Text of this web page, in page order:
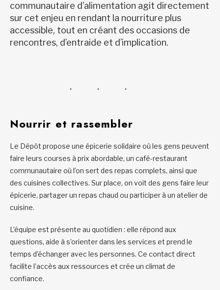
communautaire d’alimentation agit directement
sur cet enjeu en rendant la nourriture plus
accessible, tout en créant des occasions de
rencontres, d’entraide et d’implication.
Nourrir et rassembler
Le Dépôt propose une épicerie solidaire où les gens peuvent
faire leurs courses à prix abordable, un café-restaurant
communautaire où l’on sert des repas complets, ainsi que
des cuisines collectives. Sur place, on voit des gens faire leur
épicerie, partager un repas chaud ou participer à un atelier de
cuisine.
L’équipe est présente au quotidien : elle répond aux
questions, aide à s’orienter dans les services et prend le
temps d’échanger avec les personnes. Ce contact direct
facilite l’accès aux ressources et crée un climat de
confiance.